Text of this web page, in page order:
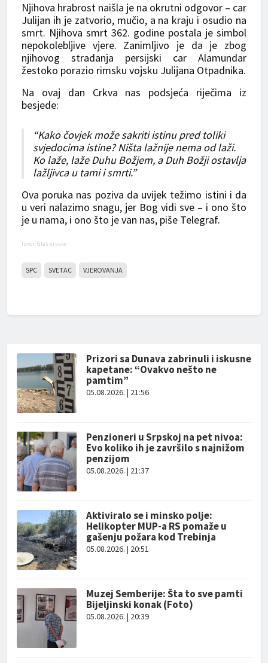
Njihova hrabrost naišla je na okrutni odgovor – car
Julijan ih je zatvorio, mučio, a na kraju i osudio na
smrt. Njihova smrt 362. godine postala je simbol
nepokolebljive vjere. Zanimljivo je da je zbog
njihovog stradanja persijski car Alamundar
žestoko porazio rimsku vojsku Julijana Otpadnika.
Na ovaj dan Crkva nas podsjeća riječima iz
besjede:
“Kako čovjek može sakriti istinu pred toliki
svjedocima istine? Ništa lažnije nema od laži.
Ko laže, laže Duhu Božjem, a Duh Božji ostavlja
lažljivca u tami i smrti.”
Ova poruka nas poziva da uvijek težimo istini i da
u veri nalazimo snagu, jer Bog vidi sve – i ono što
je u nama, i ono što je van nas, piše Telegraf.
Izvor: Glas srpske
SPC SVETAC VJEROVANJA
Prizori sa Dunava zabrinuli i iskusne
kapetane: “Ovakvo nešto ne
pamtim”
05.08.2026. | 21:56
Penzioneri u Srpskoj na pet nivoa:
Evo koliko ih je završilo s najnižom
penzijom
05.08.2026. | 21:37
Aktiviralo se i minsko polje:
Helikopter MUP-a RS pomaže u
gašenju požara kod Trebinja
05.08.2026. | 20:51
Muzej Semberije: Šta to sve pamti
Bijeljinski konak (Foto)
05.08.2026. | 20:39